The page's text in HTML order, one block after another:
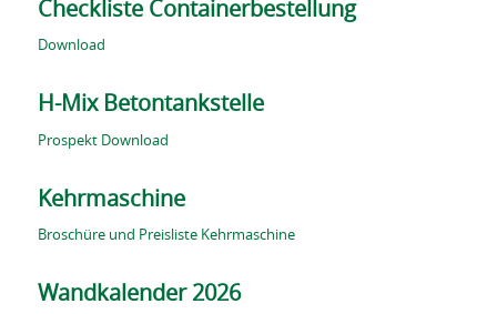
Checkliste Containerbestellung
Download
H-Mix Betontankstelle
Prospekt Download
Kehrmaschine
Broschüre und Preisliste Kehrmaschine
Wandkalender 2026